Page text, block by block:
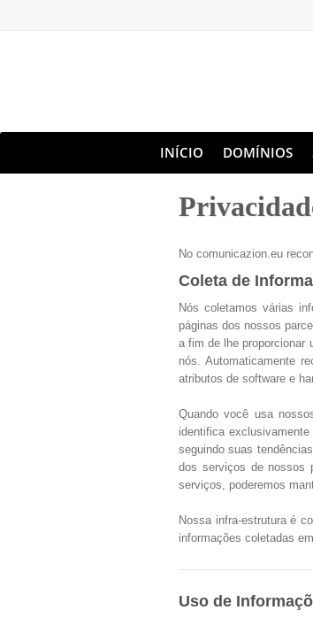
INÍCIO DOMÍNIOS
No comunicazion.eu
Coleta de
Nós coletamos várias
páginas dos nossos
a fim de lhe proporcionar
nós. Automaticamente
atributos de software e
Quando você usa
identifica
seguindo suas
dos serviços de nossos
serviços, poderemos
Nossa infra-estrutura é
informações coletadas
Uso de